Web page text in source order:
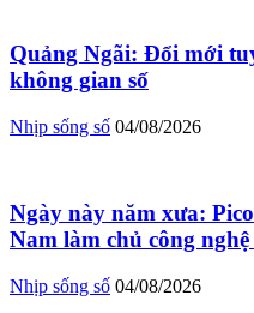
Quảng Ngãi: Đổi mới
không gian số
Nhịp sống số 04/08/2026
Ngày này năm xưa:
Nam làm chủ công
Nhịp sống số 04/08/2026